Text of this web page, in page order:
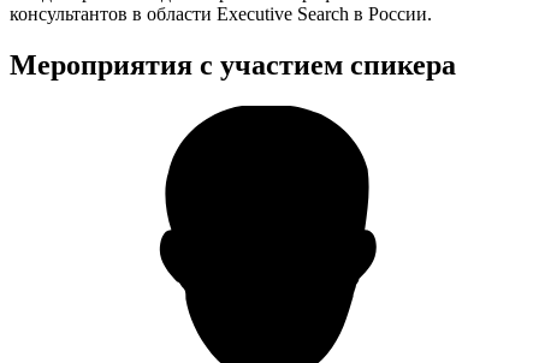
консультантов в области Еxecutive Search в России.
Мероприятия с участием спикера